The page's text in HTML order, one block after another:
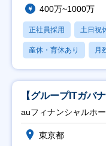
400万~1000万
正社員採用 土日祝
産休・育休あり 月
【グループITガバ
auフィナンシャルホ
東京都